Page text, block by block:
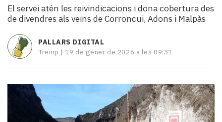
turisme
Esports
Mai
tant!
i
mitjans
El servei atén les reivindicacions i dona cobertura des
de divendres als veïns de Corroncui, Adons i Malpàs
PALLARS DIGITAL
Tremp | 19 de gener de 2026 a les 09:31